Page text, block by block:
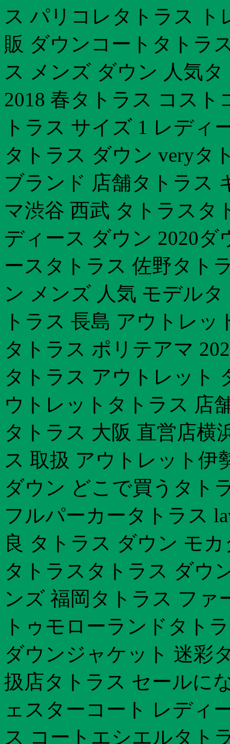
ス パリコレタトラス
販 ダウンコートタトラ
ス メンズ ダウン 人気
2018 春タトラス コスト
トラス サイズ 1 レディ
タトラス ダウン veryタ
ブランド 店舗タトラス
マ渋谷 西武 タトラスタ
ディース ダウン 2020
ースタトラス 佐野タト
ン メンズ 人気 モデル
トラス 長島 アウトレ
タトラス ポリテアマ
タトラス アウトレット
ウトレットタトラス 店
タトラス 大阪 直営店横
ス 取扱 アウトレット伊
ダウン どこで買うタト
フルパーカータトラス
良 タトラス ダウン モ
タトラスタトラス ダウ
ンズ 福岡タトラス ファ
トゥモローランドタト
ダウンジャケット 迷彩
扱店タトラス セールに
ェスターコート レディ
ス コートエシエルタト